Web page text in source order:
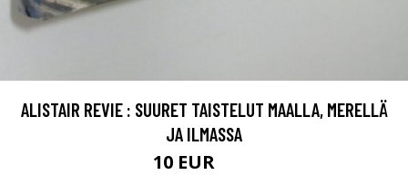
ALISTAIR REVIE : SUURET TAISTELUT MAALLA, MERELLÄ
JA ILMASSA
10 EUR